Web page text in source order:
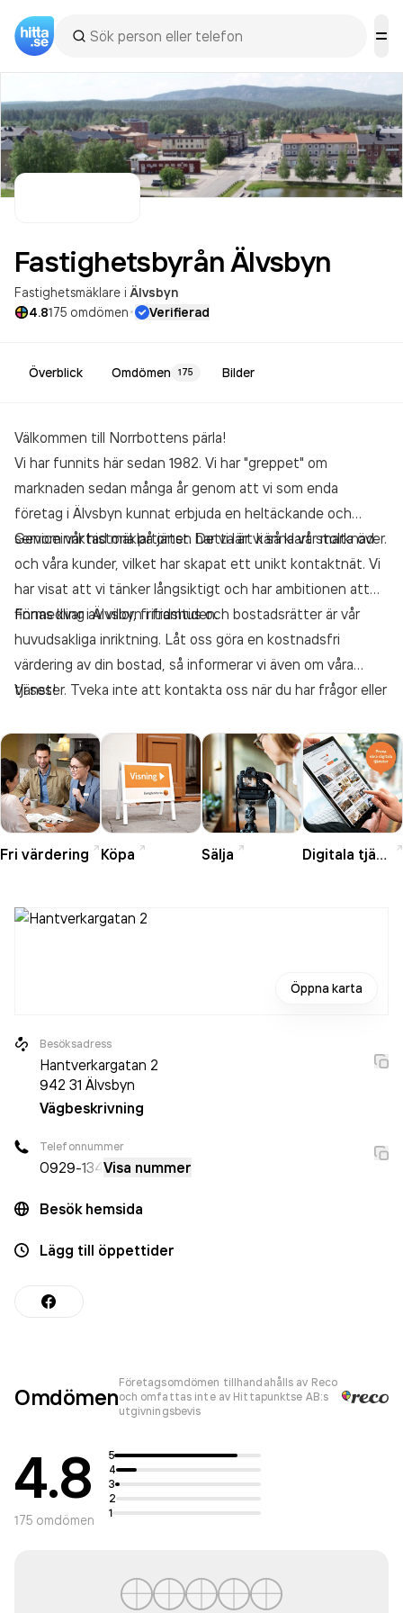
FastighetsbyrånÄlvsbyn
Fastighetsmäklare i Älvsbyn
4.8175 omdömen· Verifierad
Överblick Omdömen 175 Bilder
Välkommen till Norrbottens pärla!
Vi har funnits här sedan 1982. Vi har "greppet" om
marknaden sedan många år genom att vi som enda
företag i Älvsbyn kunnat erbjuda en heltäckande och
serviceinriktad mäklartjänst. Detta är vi så klart stolta över.
Genom vår historia på orten har vi lärt känna vår marknad
och våra kunder, vilket har skapat ett unikt kontaktnät. Vi
har visat att vi tänker långsiktigt och har ambitionen att
finnas kvar i Älvsbyn i framtiden.
Förmedling av villor, fritidshus och bostadsrätter är vår
huvudsakliga inriktning. Låt oss göra en kostnadsfri
värdering av din bostad, så informerar vi även om våra
tjänster. Tveka inte att kontakta oss när du har frågor eller
Vi ses!
Fri värdering Köpa Sälja Digitala tjänster
Öppna karta
Besöksadress
Hantverkargatan 2
942 31 Älvsbyn
Vägbeskrivning
Telefonnummer
0929-134Visa nummer
Besök hemsida
Lägg till öppettider
Omdömen
Företagsomdömen tillhandahålls av Reco
och omfattas inte av Hittapunktse AB:s
utgivningsbevis
4.8
175 omdömen
5
4
3
2
1